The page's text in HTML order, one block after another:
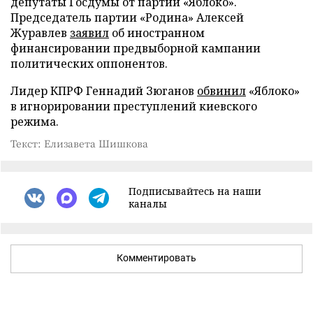
Председатель партии «Родина» Алексей
Журавлев заявил об иностранном
финансировании предвыборной кампании
политических оппонентов.
Лидер КПРФ Геннадий Зюганов обвинил «Яблоко»
в игнорировании преступлений киевского
режима.
Текст: Елизавета Шишкова
Подписывайтесь на наши
каналы
Комментировать